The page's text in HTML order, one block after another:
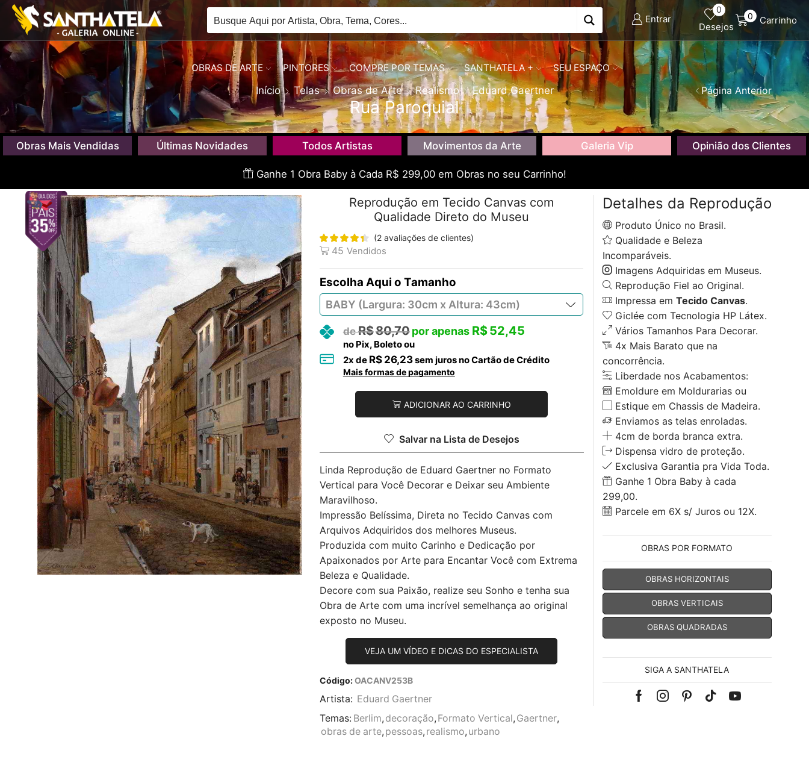
Entrar
0
Desejos
0 Carrinho
OBRAS DE ARTE PINTORES COMPRE POR TEMAS SANTHATELA + SEU ESPAÇO
Início Telas Obras de Arte Realismo Eduard Gaertner
Rua Paroquial
Página Anterior
Obras Mais Vendidas Últimas Novidades Todos Artistas Movimentos da Arte Galeria Vip Opinião dos Clientes
Ganhe 1 Obra Baby à Cada R$ 299,00 em Obras no seu Carrinho!
Reprodução em Tecido Canvas com
Qualidade Direto do Museu
(2avaliações de clientes)
45 Vendidos
Tamanho
R$80,70 R$52,45
no Pix, Boleto ou
2x de R$ 26,23sem juros no Cartão de Crédito
Mais formas de pagamento
ADICIONAR AO CARRINHO
Salvar na Lista de Desejos
Linda Reprodução de Eduard Gaertner no Formato
Vertical para Você Decorar e Deixar seu Ambiente
Maravilhoso.
Impressão Belíssima, Direta no Tecido Canvas com
Arquivos Adquiridos dos melhores Museus.
Produzida com muito Carinho e Dedicação por
Apaixonados por Arte para Encantar Você com Extrema
Beleza e Qualidade.
Decore com sua Paixão, realize seu Sonho e tenha sua
Obra de Arte com uma incrível semelhança ao original
exposto no Museu.
VEJA UM VÍDEO E DICAS DO ESPECIALISTA
Código:OACANV253B
Artista: Eduard Gaertner
Temas: Berlim, decoração, Formato Vertical, Gaertner,
obras de arte, pessoas, realismo, urbano
Detalhes da Reprodução
Produto Único no Brasil.
Qualidade e Beleza
Incomparáveis.
Imagens Adquiridas em Museus.
Reprodução Fiel ao Original.
Impressa em Tecido Canvas.
Giclée com Tecnologia HP Látex.
Vários Tamanhos Para Decorar.
4x Mais Barato que na
concorrência.
Liberdade nos Acabamentos:
Emoldure em Moldurarias ou
Estique em Chassis de Madeira.
Enviamos as telas enroladas.
4cm de borda branca extra.
Dispensa vidro de proteção.
Exclusiva Garantia pra Vida Toda.
Ganhe 1 Obra Baby à cada
299,00.
Parcele em 6X s/ Juros ou 12X.
OBRAS POR FORMATO
OBRAS HORIZONTAIS
OBRAS VERTICAIS
OBRAS QUADRADAS
SIGA A SANTHATELA
FacebookInstagramPinterest
Tik-Youtube